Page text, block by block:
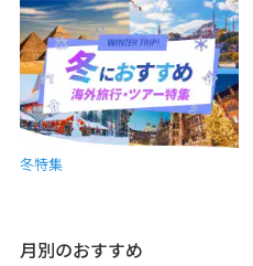
冬特集
月別のおすすめ